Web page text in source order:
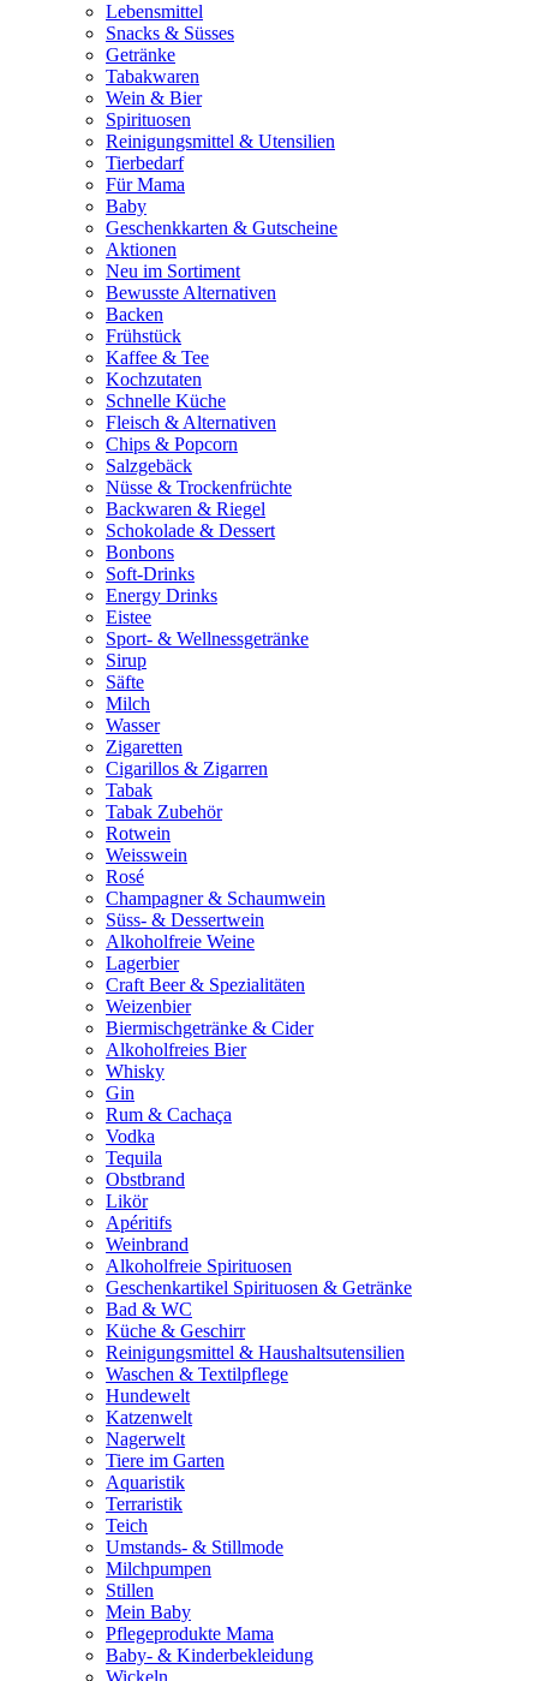
Lebensmittel
Snacks & Süsses
Getränke
Tabakwaren
Wein & Bier
Spirituosen
Reinigungsmittel & Utensilien
Tierbedarf
Für Mama
Baby
Geschenkkarten & Gutscheine
Aktionen
Neu im Sortiment
Bewusste Alternativen
Backen
Frühstück
Kaffee & Tee
Kochzutaten
Schnelle Küche
Fleisch & Alternativen
Chips & Popcorn
Salzgebäck
Nüsse & Trockenfrüchte
Backwaren & Riegel
Schokolade & Dessert
Bonbons
Soft-Drinks
Energy Drinks
Eistee
Sport- & Wellnessgetränke
Sirup
Säfte
Milch
Wasser
Zigaretten
Cigarillos & Zigarren
Tabak
Tabak Zubehör
Rotwein
Weisswein
Rosé
Champagner & Schaumwein
Süss- & Dessertwein
Alkoholfreie Weine
Lagerbier
Craft Beer & Spezialitäten
Weizenbier
Biermischgetränke & Cider
Alkoholfreies Bier
Whisky
Gin
Rum & Cachaça
Vodka
Tequila
Obstbrand
Likör
Apéritifs
Weinbrand
Alkoholfreie Spirituosen
Geschenkartikel Spirituosen & Getränke
Bad & WC
Küche & Geschirr
Reinigungsmittel & Haushaltsutensilien
Waschen & Textilpflege
Hundewelt
Katzenwelt
Nagerwelt
Tiere im Garten
Aquaristik
Terraristik
Teich
Umstands- & Stillmode
Milchpumpen
Stillen
Mein Baby
Pflegeprodukte Mama
Baby- & Kinderbekleidung
Wickeln